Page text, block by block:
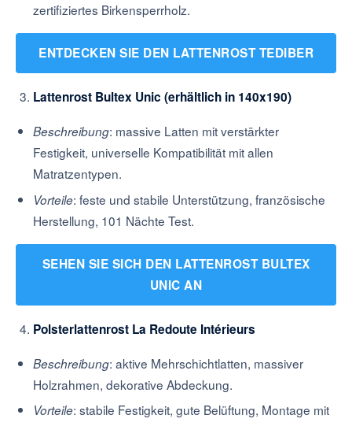
zertifiziertes Birkensperrholz.
ENTDECKEN SIE DEN LATTENROST TEDIBER
Lattenrost Bultex Unic (erhältlich in 140x190)
Beschreibung: massive Latten mit verstärkter
Festigkeit, universelle Kompatibilität mit allen
Matratzentypen.
Vorteile: feste und stabile Unterstützung, französische
Herstellung, 101 Nächte Test.
SEHEN SIE SICH DEN LATTENROST BULTEX
UNIC AN
Polsterlattenrost La Redoute Intérieurs
Beschreibung: aktive Mehrschichtlatten, massiver
Holzrahmen, dekorative Abdeckung.
Vorteile: stabile Festigkeit, gute Belüftung, Montage mit